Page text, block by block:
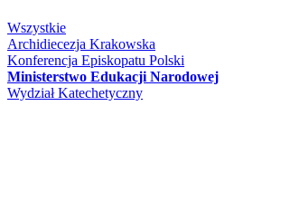
Wszystkie
Archidiecezja Krakowska
Konferencja Episkopatu Polski
Ministerstwo Edukacji Narodowej
Wydział Katechetyczny